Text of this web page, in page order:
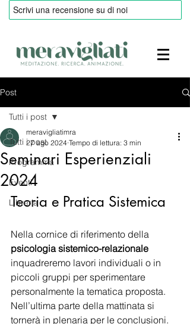
Post
Tutti i post
Programma
Eventi
Libreria
Tutti i post
Seminari Esperienziali
2024
meravigliatimra
27 ago 2024 Tempo di lettura: 3 min
Teoria e Pratica Sistemica
Nella cornice di riferimento della
psicologia sistemico-relazionale
inquadreremo lavori individuali o in
piccoli gruppi per sperimentare
personalmente la tematica proposta.
Nell’ultima parte della mattinata si
tornerà in plenaria per le conclusioni.